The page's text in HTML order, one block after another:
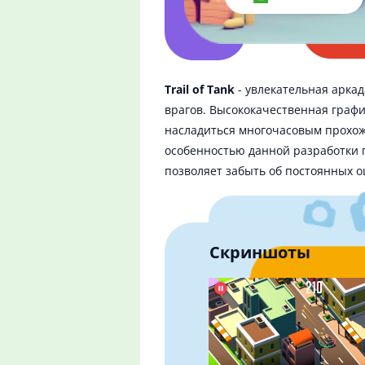
Trail of Tank - увлекательная
врагов. Высококачественная
насладиться многочасовым
особенностью данной
позволяет забыть об постоянных
Скриншоты